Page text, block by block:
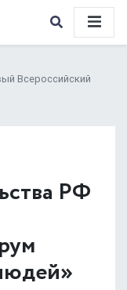
Всероссийский
РФ